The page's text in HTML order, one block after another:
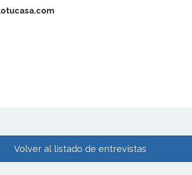
Volver al listado de entrevistas